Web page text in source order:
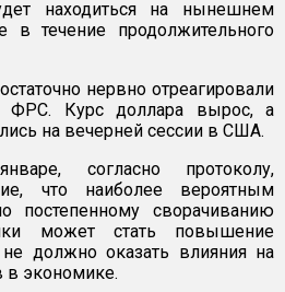
находиться на нынешнем
течение продолжительного
нервно отреагировали
ФРС. Курс доллара вырос, а
на вечерней сессии в США.
согласно протоколу,
что наиболее вероятным
сворачиванию
может стать повышение
должно оказать влияния на
в экономике.